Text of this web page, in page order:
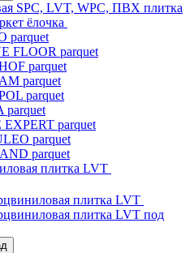
SPC, LVT, WPC, ПВХ плитка
ёлочка
parquet
FLOOR parquet
parquet
parquet
parquet
parquet
parquet
parquet
parquet
плитка LVT
плитка LVT
плитка LVT под